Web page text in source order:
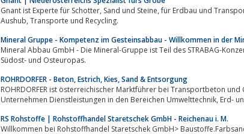
Gnant ist Experte für Schotter, Sand und Steine, für Erdbau und Transporte im Raum St. Pölten. Wir erledigen Abbruch und
Aushub, Transporte und Recycling.
Mineral Gruppe - Kompetenz im Gesteinsabbau - Willkommen in der
Mineral Abbau GmbH - Die Mineral-Gruppe ist Teil des STRABAG-
Südost- und Osteuropas.
ROHRDORFER - Beton, Estrich, Kies, Sand & Entsorgung
ROHRDORFER ist österreichischer Marktführer bei Transportbeton
Unternehmen
RS Rohstoffe | Rohstoffhandel Staretschek GmbH - Reichenau i. M.
Willkommen bei Rohstoffhandel Staretschek GmbH>